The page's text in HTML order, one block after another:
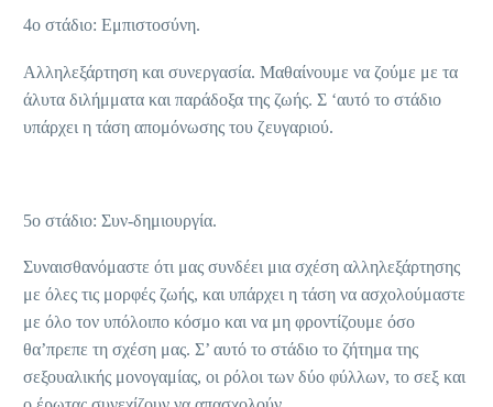
4ο στάδιο: Εμπιστοσύνη.
Αλληλεξάρτηση και συνεργασία. Μαθαίνουμε να ζούμε με τα
άλυτα διλήμματα και παράδοξα της ζωής. Σ ‘αυτό το στάδιο
υπάρχει η τάση απομόνωσης του ζευγαριού.
5ο στάδιο: Συν-δημιουργία.
Συναισθανόμαστε ότι μας συνδέει μια σχέση αλληλεξάρτησης
με όλες τις μορφές ζωής, και υπάρχει η τάση να ασχολούμαστε
με όλο τον υπόλοιπο κόσμο και να μη φροντίζουμε όσο
θα’πρεπε τη σχέση μας. Σ’ αυτό το στάδιο το ζήτημα της
σεξουαλικής μονογαμίας, οι ρόλοι των δύο φύλλων, το σεξ και